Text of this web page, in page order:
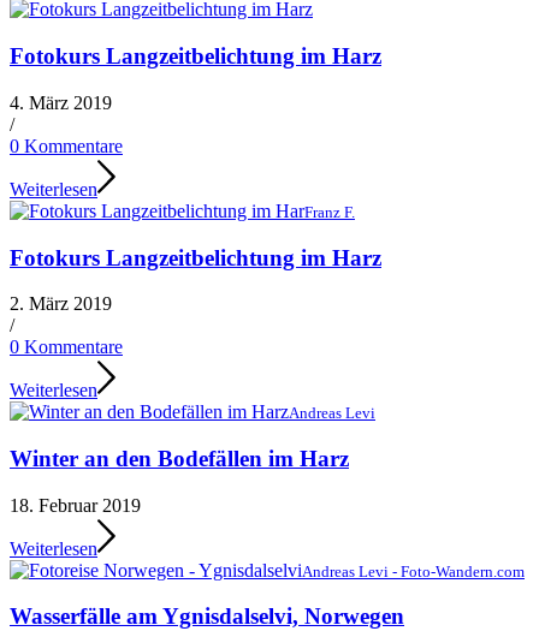
Fotokurs Langzeitbelichtung im Harz
4. März 2019
/
0 Kommentare
Weiterlesen
Franz F.
Fotokurs Langzeitbelichtung im Harz
2. März 2019
/
0 Kommentare
Weiterlesen
Andreas Levi
Winter an den Bodefällen im Harz
18. Februar 2019
Weiterlesen
Andreas Levi - Foto-Wandern.com
Wasserfälle am Ygnisdalselvi, Norwegen